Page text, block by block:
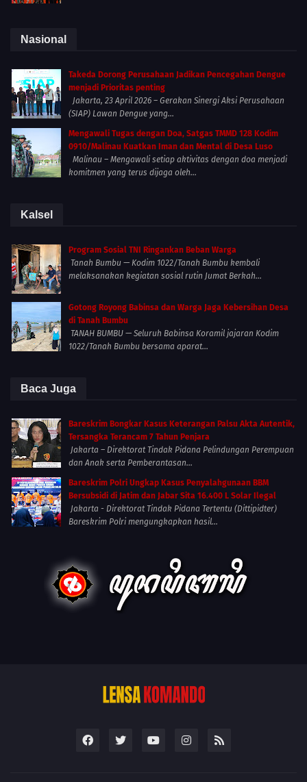
Nasional
Takeda Dorong Perusahaan Jadikan Pencegahan Dengue
menjadi Prioritas penting
Jakarta, 23 April 2026 – Gerakan Sinergi Aksi Perusahaan
(SIAP) Lawan Dengue yang...
Mengawali Tugas dengan Doa, Satgas TMMD 128 Kodim
0910/Malinau Kuatkan Iman dan Mental di Desa Luso
Malinau – Mengawali setiap aktivitas dengan doa menjadi
komitmen yang terus dijaga oleh...
Kalsel
Program Sosial TNI Ringankan Beban Warga
Tanah Bumbu — Kodim 1022/Tanah Bumbu kembali
melaksanakan kegiatan sosial rutin Jumat Berkah...
Gotong Royong Babinsa dan Warga Jaga Kebersihan Desa
di Tanah Bumbu
TANAH BUMBU — Seluruh Babinsa Koramil jajaran Kodim
1022/Tanah Bumbu bersama aparat...
Baca Juga
Bareskrim Bongkar Kasus Keterangan Palsu Akta Autentik,
Tersangka Terancam 7 Tahun Penjara
Jakarta – Direktorat Tindak Pidana Pelindungan Perempuan
dan Anak serta Pemberantasan...
Bareskrim Polri Ungkap Kasus Penyalahgunaan BBM
Bersubsidi di Jatim dan Jabar Sita 16.400 L Solar Ilegal
Jakarta - Direktorat Tindak Pidana Tertentu (Dittipidter)
Bareskrim Polri mengungkapkan hasil...